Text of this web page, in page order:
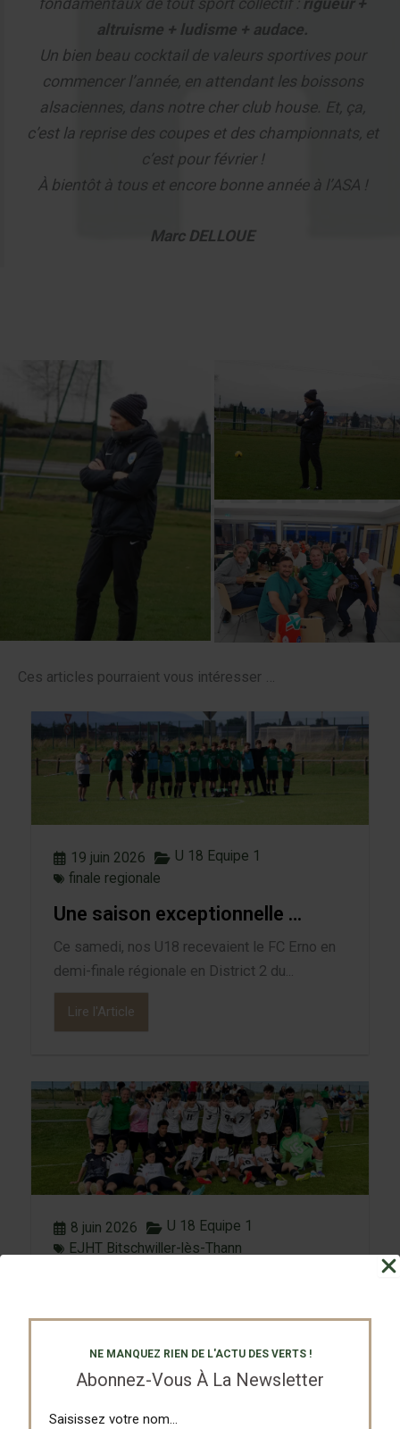
NE MANQUEZ RIEN DE L'ACTU DES VERTS !
Abonnez-Vous À La Newsletter
altruisme + ludisme + audace.
Un bien beau cocktail de valeurs sportives pour
commencer l’année, en attendant les boissons
alsaciennes, dans notre cher club house. Et, ça,
c’est la reprise des coupes et des championnats, et
c’est pour février !
À bientôt à tous et encore bonne année à l’ASA !
Marc DELLOUE
Ces articles pourraient vous intéresser …
19 juin 2026
U 18 Equipe 1
finale regionale
Une saison exceptionnelle …
Ce samedi, nos U18 recevaient le FC Erno en
demi-finale régionale en District 2 du...
Lire l'Article
8 juin 2026
U 18 Equipe 1
EJHT Bitschwiller-lès-Thann
Déjà assurés du titre de leur groupe en D2
Lire l'Article